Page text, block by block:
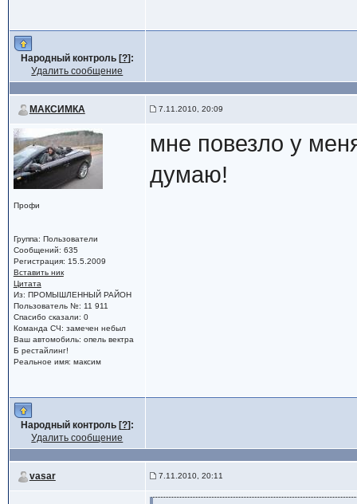
Народный контроль [?]:
Удалить сообщение
МАКСИМКА 7.11.2010, 20:09
Профи
Группа: Пользователи
Сообщений: 635
Регистрация: 15.5.2009
Вставить ник
Цитата
Из: ПРОМЫШЛЕННЫЙ РАЙОН
Пользователь №: 11 911
Спасибо сказали: 0
Команда СЧ: замечен небыл
Ваш автомобиль: опель вектра
Б рестайлинг!
Реальное имя: максим
мне повезло у
думаю!
Народный контроль [?]:
Удалить сообщение
vasar 7.11.2010, 20:11